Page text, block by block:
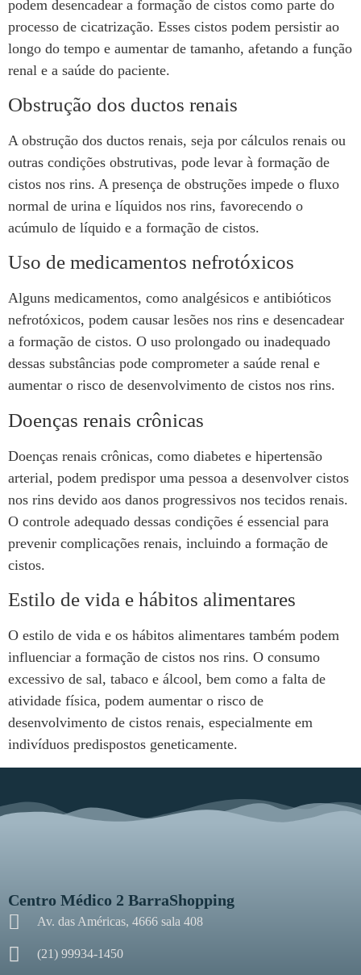
podem desencadear a formação de cistos como parte do
processo de cicatrização. Esses cistos podem persistir ao
longo do tempo e aumentar de tamanho, afetando a função
renal e a saúde do paciente.
Obstrução dos ductos renais
A obstrução dos ductos renais, seja por cálculos renais ou
outras condições obstrutivas, pode levar à formação de
cistos nos rins. A presença de obstruções impede o fluxo
normal de urina e líquidos nos rins, favorecendo o
acúmulo de líquido e a formação de cistos.
Uso de medicamentos nefrotóxicos
Alguns medicamentos, como analgésicos e antibióticos
nefrotóxicos, podem causar lesões nos rins e desencadear
a formação de cistos. O uso prolongado ou inadequado
dessas substâncias pode comprometer a saúde renal e
aumentar o risco de desenvolvimento de cistos nos rins.
Doenças renais crônicas
Doenças renais crônicas, como diabetes e hipertensão
arterial, podem predispor uma pessoa a desenvolver cistos
nos rins devido aos danos progressivos nos tecidos renais.
O controle adequado dessas condições é essencial para
prevenir complicações renais, incluindo a formação de
cistos.
Estilo de vida e hábitos alimentares
O estilo de vida e os hábitos alimentares também podem
influenciar a formação de cistos nos rins. O consumo
excessivo de sal, tabaco e álcool, bem como a falta de
atividade física, podem aumentar o risco de
desenvolvimento de cistos renais, especialmente em
indivíduos predispostos geneticamente.
Centro Médico 2 BarraShopping
Av. das Américas, 4666 sala 408
(21) 99934-1450